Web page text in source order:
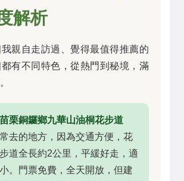
解析
親自走訪過、覺得最值得推薦的
有不同特色，從熱門到秘境，滿
栗銅鑼鄉九華山油桐花步道
去的地方，因為交通方便，花
道全長約2公里，平緩好走，適
。門票免費，全天開放，但建